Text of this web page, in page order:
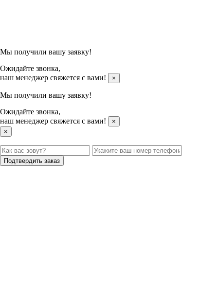
Мы получили вашу заявку!
Ожидайте звонка,
наш менеджер свяжется с вами!
×
Мы получили вашу заявку!
Ожидайте звонка,
наш менеджер свяжется с вами!
×
×
Подтвердить заказ